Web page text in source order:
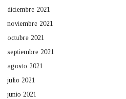
diciembre 2021
noviembre 2021
octubre 2021
septiembre 2021
agosto 2021
julio 2021
junio 2021